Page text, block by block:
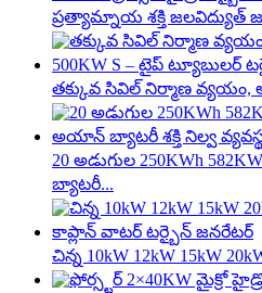
ప్రత్యామ్నాయ శక్తి జలవిద్యుత్
తక్కువ సివిల్ నిర్మాణ వ్యయం,
20 అడుగుల 250KWh
బ్యాటరీ...
చిన్న 10kW 12kW 15kW